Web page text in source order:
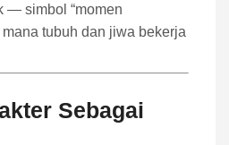
— simbol “momen
tubuh dan jiwa bekerja
Sebagai